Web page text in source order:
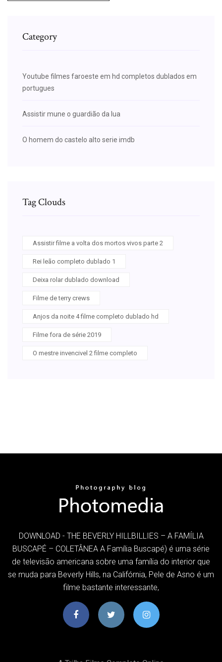
Category
Youtube filmes faroeste em hd completos dublados em
portugues
Assistir mune o guardião da lua
O homem do castelo alto serie imdb
Tag Clouds
Assistir filme a volta dos mortos vivos parte 2
Rei leão completo dublado 1
Deixa rolar dublado download
Filme de terry crews
Anjos da noite 4 filme completo dublado hd
Filme fora de série 2019
O mestre invencivel 2 filme completo
DOWNLOAD - THE BEVERLY HILLBILLIES – A FAMÍLIA
BUSCAPÉ – COLETÂNEA A Família Buscapé) é uma série
de televisão americana sobre uma família do interior que
se muda para Beverly Hills, na Califórnia, Pele de Asno é um
filme bastante interessante,